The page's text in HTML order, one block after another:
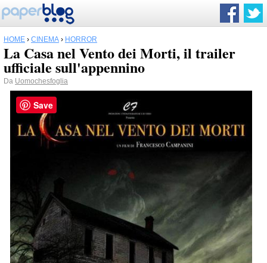
HOME › CINEMA › HORROR
La Casa nel Vento dei Morti, il trailer
ufficiale sull'appennino
Da Uomochesfoglia
Save